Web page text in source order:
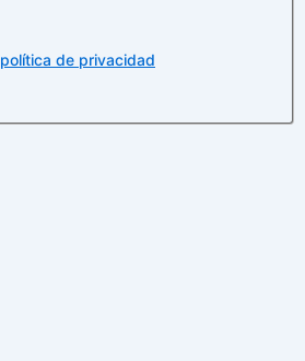
política de privacidad